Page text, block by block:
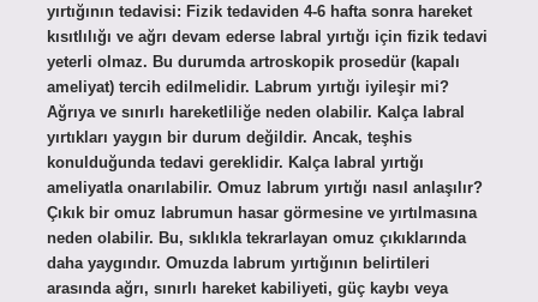
yırtığının tedavisi: Fizik tedaviden 4-6 hafta sonra hareket
kısıtlılığı ve ağrı devam ederse labral yırtığı için fizik tedavi
yeterli olmaz. Bu durumda artroskopik prosedür (kapalı
ameliyat) tercih edilmelidir. Labrum yırtığı iyileşir mi?
Ağrıya ve sınırlı hareketliliğe neden olabilir. Kalça labral
yırtıkları yaygın bir durum değildir. Ancak, teşhis
konulduğunda tedavi gereklidir. Kalça labral yırtığı
ameliyatla onarılabilir. Omuz labrum yırtığı nasıl anlaşılır?
Çıkık bir omuz labrumun hasar görmesine ve yırtılmasına
neden olabilir. Bu, sıklıkla tekrarlayan omuz çıkıklarında
daha yaygındır. Omuzda labrum yırtığının belirtileri
arasında ağrı, sınırlı hareket kabiliyeti, güç kaybı veya